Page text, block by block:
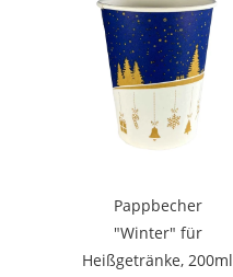
Pappbecher
"Winter" für
Heißgetränke, 200ml